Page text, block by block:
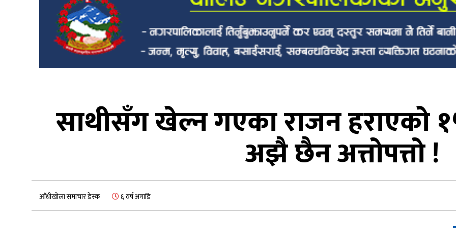
साथीसँग खेल्न गएका राजन हराएको
अझै छैन अत्तोपत्तो !
आँधीखोला समाचार डेस्क ६ वर्ष अगाडि